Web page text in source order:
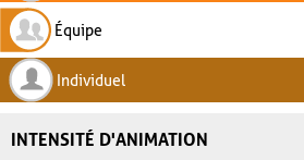
Équipe
Individuel
INTENSITÉ D'ANIMATION